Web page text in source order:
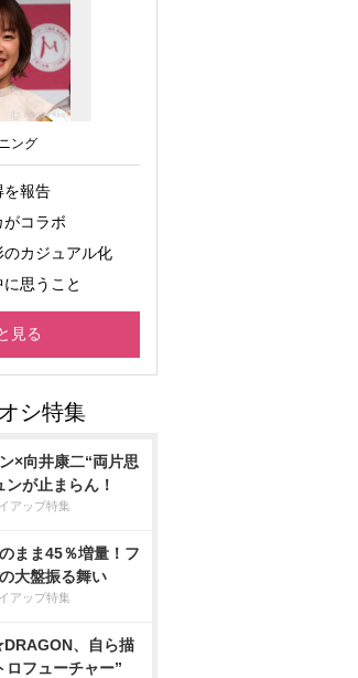
ング
を報告
がコラボ
カジュアル化
思うこと
見る
×向井康二“両片思
ンが止まらん！
アップ特集
まま45％増量！フ
大盤振る舞い
アップ特集
、自ら描
ロフューチャー”